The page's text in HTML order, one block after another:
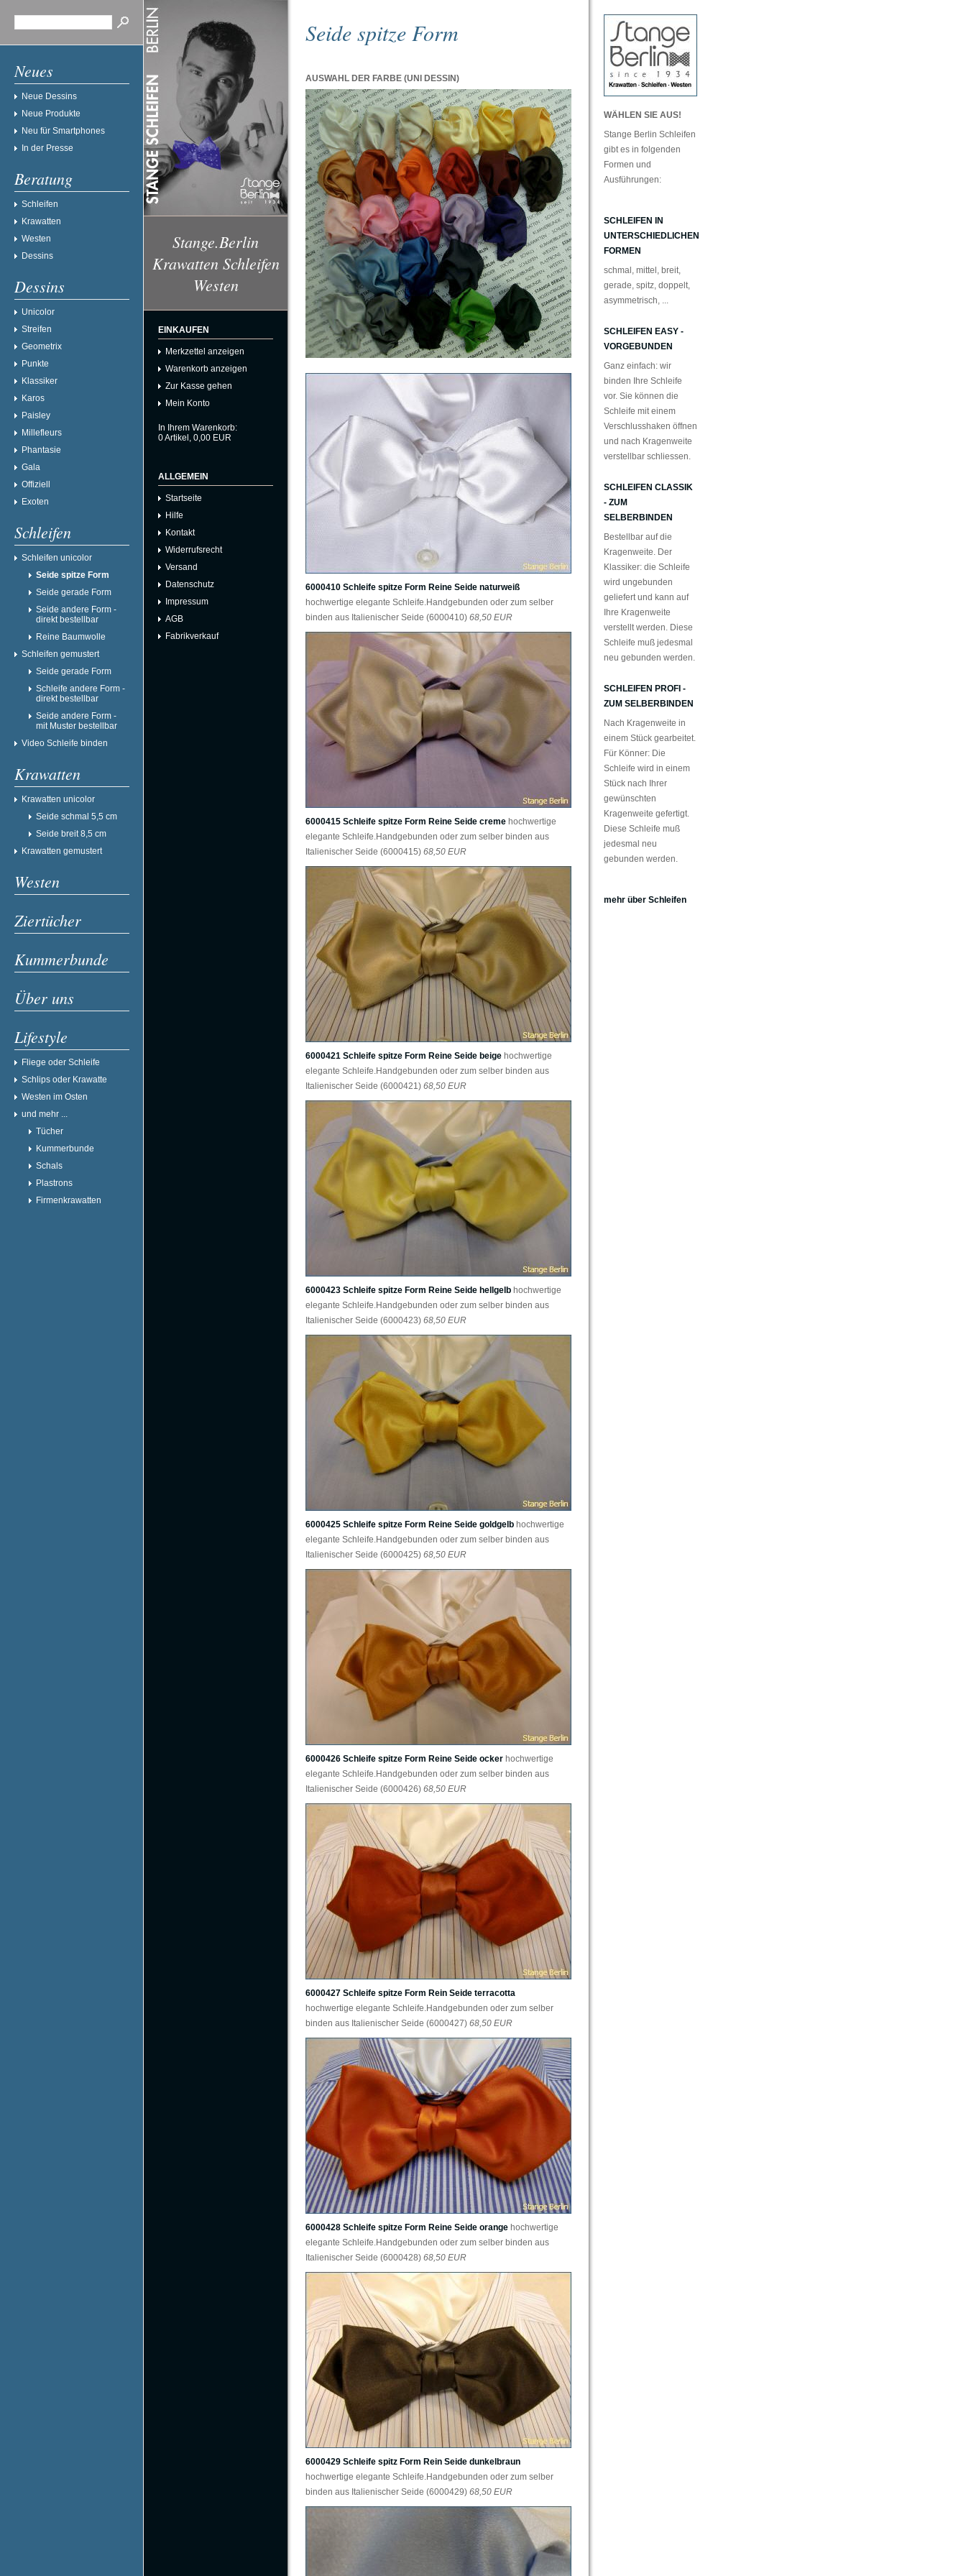
Neues
Neue Dessins
Neue Produkte
Neu für Smartphones
In der Presse
Beratung
Schleifen
Krawatten
Westen
Dessins
Dessins
Unicolor
Streifen
Geometrix
Punkte
Klassiker
Karos
Paisley
Millefleurs
Phantasie
Gala
Offiziell
Exoten
Schleifen
Schleifen unicolor
Seide spitze Form
Seide gerade Form
Seide andere Form -
direkt bestellbar
Reine Baumwolle
Schleifen gemustert
Seide gerade Form
Schleife andere Form -
direkt bestellbar
Seide andere Form -
mit Muster bestellbar
Video Schleife binden
Krawatten
Krawatten unicolor
Seide schmal 5,5 cm
Seide breit 8,5 cm
Krawatten gemustert
Westen
Ziertücher
Kummerbunde
Über uns
Lifestyle
Fliege oder Schleife
Schlips oder Krawatte
Westen im Osten
und mehr ...
Tücher
Kummerbunde
Schals
Plastrons
Firmenkrawatten
Stange.Berlin
Krawatten Schleifen
Westen
EINKAUFEN
Merkzettel anzeigen
Warenkorb anzeigen
Zur Kasse gehen
Mein Konto
In Ihrem Warenkorb:
0Artikel, 0,00 EUR
ALLGEMEIN
Startseite
Hilfe
Kontakt
Widerrufsrecht
Versand
Datenschutz
Impressum
AGB
Fabrikverkauf
Seide spitze Form
AUSWAHL DER FARBE (UNI DESSIN)
6000410 Schleife spitze Form Reine Seide naturweiß
hochwertige elegante Schleife.Handgebunden oder zum selber
binden aus Italienischer Seide (6000410) 68,50 EUR
6000415 Schleife spitze Form Reine Seide creme hochwertige
elegante Schleife.Handgebunden oder zum selber binden aus
Italienischer Seide (6000415) 68,50 EUR
6000421 Schleife spitze Form Reine Seide beige hochwertige
elegante Schleife.Handgebunden oder zum selber binden aus
Italienischer Seide (6000421) 68,50 EUR
6000423 Schleife spitze Form Reine Seide hellgelb hochwertige
elegante Schleife.Handgebunden oder zum selber binden aus
Italienischer Seide (6000423) 68,50 EUR
6000425 Schleife spitze Form Reine Seide goldgelb hochwertige
elegante Schleife.Handgebunden oder zum selber binden aus
Italienischer Seide (6000425) 68,50 EUR
6000426 Schleife spitze Form Reine Seide ocker hochwertige
elegante Schleife.Handgebunden oder zum selber binden aus
Italienischer Seide (6000426) 68,50 EUR
6000427 Schleife spitze Form Rein Seide terracotta
hochwertige elegante Schleife.Handgebunden oder zum selber
binden aus Italienischer Seide (6000427) 68,50 EUR
6000428 Schleife spitze Form Reine Seide orange hochwertige
elegante Schleife.Handgebunden oder zum selber binden aus
Italienischer Seide (6000428) 68,50 EUR
6000429 Schleife spitz Form Rein Seide dunkelbraun
hochwertige elegante Schleife.Handgebunden oder zum selber
binden aus Italienischer Seide (6000429) 68,50 EUR
WÄHLEN SIE AUS!
Stange Berlin Schleifen
gibt es in folgenden
Formen und
Ausführungen:
SCHLEIFEN IN
UNTERSCHIEDLICHEN
FORMEN
schmal, mittel, breit,
gerade, spitz, doppelt,
asymmetrisch, ...
SCHLEIFEN EASY -
VORGEBUNDEN
Ganz einfach: wir
binden Ihre Schleife
vor. Sie können die
Schleife mit einem
Verschlusshaken öffnen
und nach Kragenweite
verstellbar schliessen.
SCHLEIFEN CLASSIK
- ZUM
SELBERBINDEN
Bestellbar auf die
Kragenweite. Der
Klassiker: die Schleife
wird ungebunden
geliefert und kann auf
Ihre Kragenweite
verstellt werden. Diese
Schleife muß jedesmal
neu gebunden werden.
SCHLEIFEN PROFI -
ZUM SELBERBINDEN
Nach Kragenweite in
einem Stück gearbeitet.
Für Könner: Die
Schleife wird in einem
Stück nach Ihrer
gewünschten
Kragenweite gefertigt.
Diese Schleife muß
jedesmal neu
gebunden werden.
mehr über Schleifen